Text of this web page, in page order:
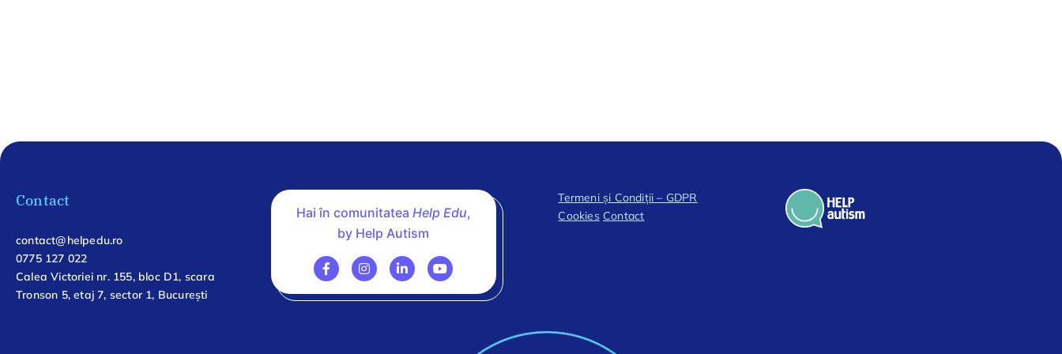
Contact
contact@helpedu.ro
0775 127 022
Calea Victoriei nr. 155, bloc D1, scara
Tronson 5, etaj 7, sector 1, București
Hai în comunitatea Help Edu,
by Help Autism
Termeni și Condiții – GDPR
Cookies Contact